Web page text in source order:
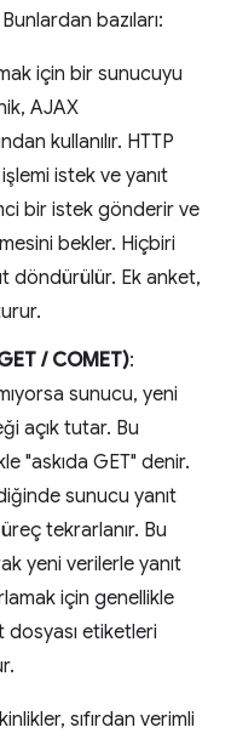
bazıları:
için bir sunucuyu
AJAX
kullanılır. HTTP
istek ve yanıt
bir istek gönderir ve
bekler. Hiçbiri
döndürülür. Ek anket,
/ COMET):
sunucu, yeni
açık tutar. Bu
"askıda GET" denir.
sunucu yanıt
tekrarlanır. Bu
yeni verilerle yanıt
için genellikle
etiketleri
sıfırdan verimli